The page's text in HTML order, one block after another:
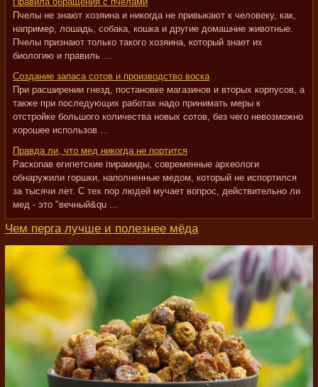
Пчелы не знают хозяина и никогда не привыкают к человеку, как,
например, лошадь, собака, кошка и другие домашние животные.
Пчелы признают только такого хозяина, который знает их
биологию и правиль ...
Создание запаса сотов и производство воска
При расширении гнезд, постановке магазинов и вторых корпусов, а
также при последующих работах надо принимать меры к
отстройке большого количества новых сотов, без чего невозможно
хорошее использов ...
Правда ли, что мед никогда не портится
Раскопав египетские пирамиды, современные археологи
обнаружили горшки, наполненные медом, который не испортился
за тысячи лет. С тех пор людей мучает вопрос, действительно ли
мед - это "вечный&qu ...
Чем перга лучше и полезнее мёда